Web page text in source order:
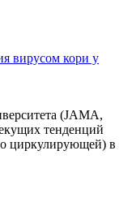
вирусом кори у
(JAMA,
тенденций
циркулирующей) в